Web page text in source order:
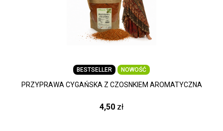
BESTSELLER NOWOŚĆ
PRZYPRAWA CYGAŃSKA Z CZOSNKIEM AROMATYCZNA
4,50 zł